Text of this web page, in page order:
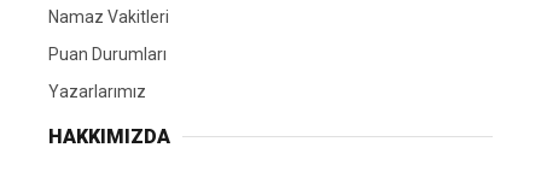
Namaz Vakitleri
Puan Durumları
Yazarlarımız
HAKKIMIZDA